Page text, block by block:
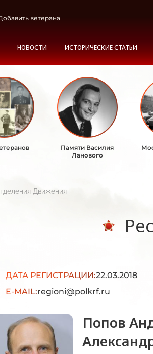
ветерана
НОВОСТИ ИСТОРИЧЕСКИЕ СТАТЬИ
Памяти Василия
Ланового
Движения
ДАТА РЕГИСТРАЦИИ:22.03.2018
E-MAIL:regioni@polkrf.ru
Попов